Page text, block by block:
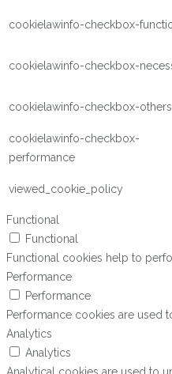
cookielawinfo-checkbox-
cookielawinfo-checkbox-
cookielawinfo-checkbox-others
cookielawinfo-checkbox-
performance
viewed_cookie_policy
Functional
Functional
Functional cookies help to
Performance
Performance
Performance cookies are used
Analytics
Analytics